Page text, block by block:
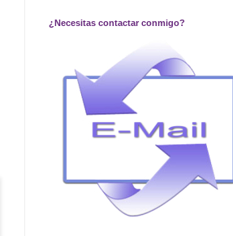
¿Necesitas contactar conmigo?